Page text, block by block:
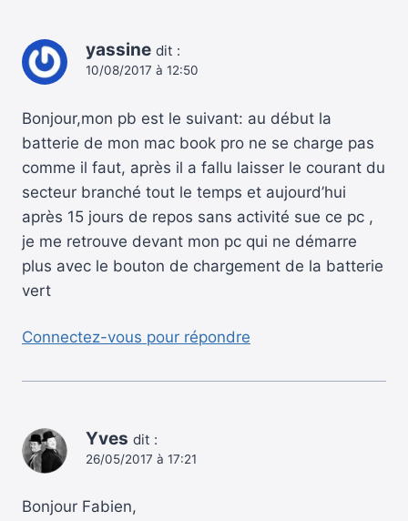
yassine dit :
10/08/2017 à 12:50
Bonjour,mon pb est le suivant: au début la
batterie de mon mac book pro ne se charge pas
comme il faut, après il a fallu laisser le courant du
secteur branché tout le temps et aujourd’hui
après 15 jours de repos sans activité sue ce pc ,
je me retrouve devant mon pc qui ne démarre
plus avec le bouton de chargement de la batterie
vert
Connectez-vous pour répondre
Yves dit :
26/05/2017 à 17:21
Bonjour Fabien,